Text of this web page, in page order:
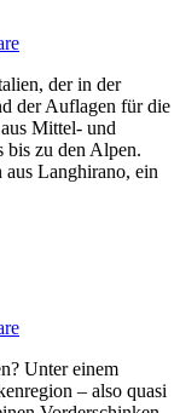
der in der
der Auflagen für die
Mittel- und
bis zu den Alpen.
aus Langhirano, ein
Unter einem
– also quasi